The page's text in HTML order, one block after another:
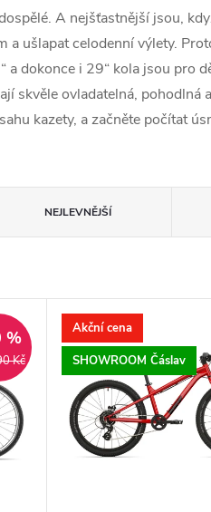
A nejšťastnější jsou,
a ušlapat celodenní výlety.
a dokonce i 29“ kola jsou pro
skvěle ovladatelná,
kazety, a začněte počítat
NEJLEVNĚJŠÍ
Kč
%
Akční cena
SHOWROOM Čáslav